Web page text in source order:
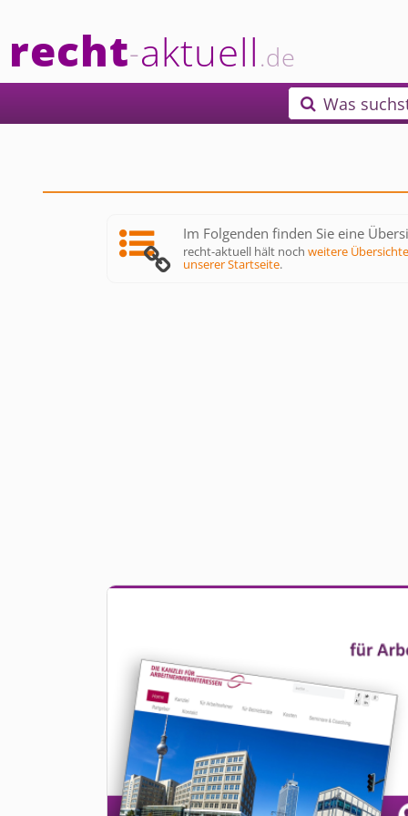
recht-aktuell.de
 Was
Im Folgenden finden Sie eine
recht-aktuell hält nochweitere
unserer Startseite.